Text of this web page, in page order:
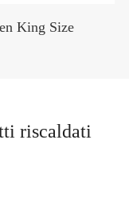
King Size
riscaldati